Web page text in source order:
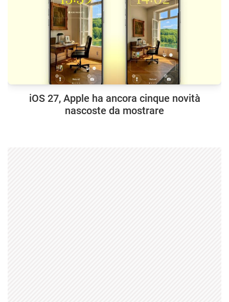
iOS 27, Apple ha ancora cinque novità
nascoste da mostrare